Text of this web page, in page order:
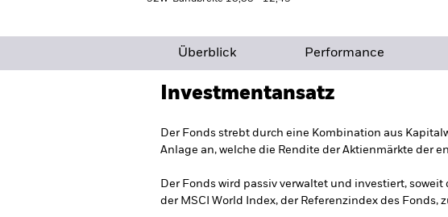
Überblick Performance
Investmentansatz
Der Fonds strebt durch eine Kombination aus
Anlage an, welche die Rendite der Aktienmärkte der
Der Fonds wird passiv verwaltet und investiert,
der MSCI World Index, der Referenzindex des Fonds,